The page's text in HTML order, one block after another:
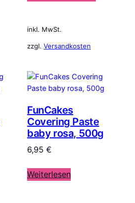
inkl. MwSt.
zzgl.Versandkosten
FunCakes
Covering Paste
baby rosa, 500g
6,95€
Weiterlesen